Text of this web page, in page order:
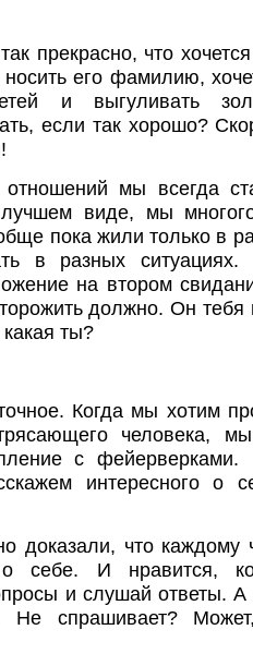
прекрасно, что хочется
его фамилию,
и выгуливать
если так хорошо?
мы всегда
виде, мы
пока жили только в
в разных
на втором
должно. Он тебя
ты?
Когда мы хотим
человека,
с фейерверками.
интересного о
доказали, что каждому
о себе. И нравится,
и слушай ответы. А
Не спрашивает?